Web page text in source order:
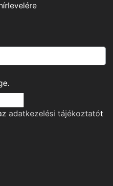
adatkezelési tájékoztatót